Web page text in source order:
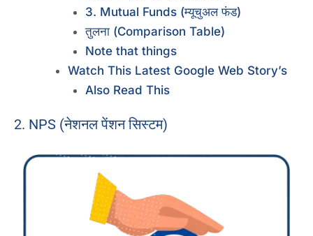
3. Mutual Funds (म्यूचुअल फंड)
तुलना (Comparison Table)
Note that things
Watch This Latest Google Web Story’s
Also Read This
2. NPS (नेशनल पेंशन सिस्टम)